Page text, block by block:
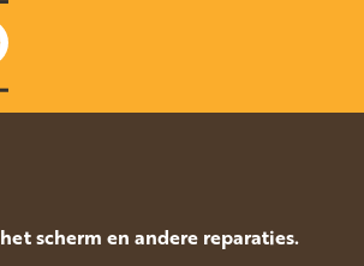
scherm en andere reparaties.